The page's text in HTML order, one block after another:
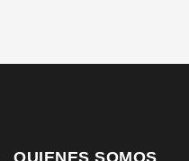
QUIENES SOMOS